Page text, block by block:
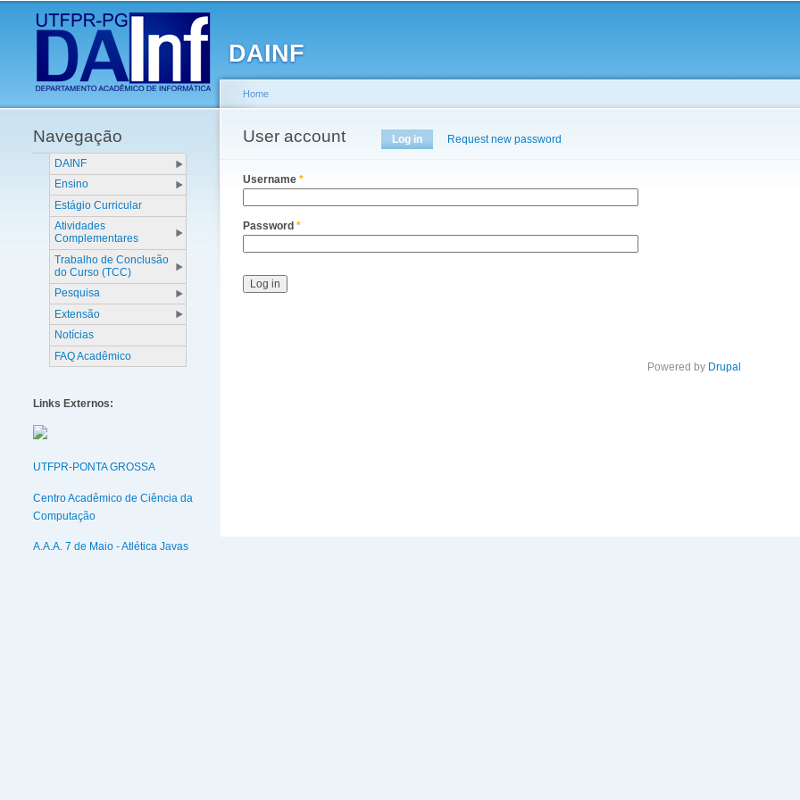
DAINF
Main menu
Navegação
DAINF
Ensino
Estágio Curricular
Atividades
Complementares
Trabalho de Conclusão
do Curso (TCC)
Pesquisa
Extensão
Notícias
FAQ Acadêmico
Links Externos:
UTFPR-PONTA GROSSA
Centro Acadêmico de Ciência da
Computação
A.A.A. 7 de Maio - Atlética Javas
You are here
Home
User account
Primary tabs Log in (active tab)
Request new password
Username *
Password *
Powered by Drupal